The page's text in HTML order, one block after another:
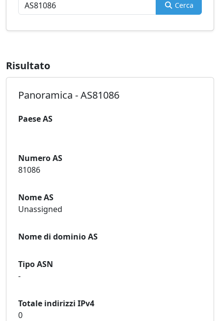
Cerca
Risultato
Panoramica - AS81086
Paese AS
Numero AS
81086
Nome AS
Unassigned
Nome di dominio AS
Tipo ASN
-
Totale indirizzi IPv4
0